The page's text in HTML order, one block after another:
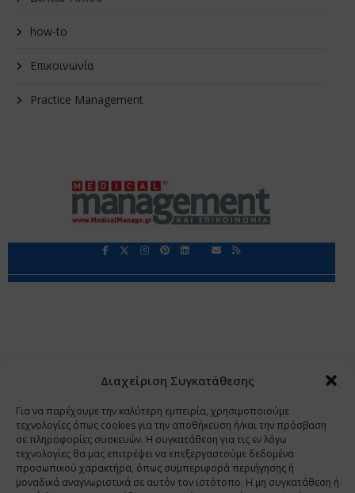
Διαχείριση Συγκατάθεσης
Για να παρέχουμε την καλύτερη εμπειρία, χρησιμοποιούμε
τεχνολογίες όπως cookies για την αποθήκευση ή/και την πρόσβαση
σε πληροφορίες συσκευών. Η συγκατάθεση για τις εν λόγω
τεχνολογίες θα μας επιτρέψει να επεξεργαστούμε δεδομένα
προσωπικού χαρακτήρα, όπως συμπεριφορά περιήγησης ή
μοναδικά αναγνωριστικά σε αυτόν τον ιστότοπο. Η μη συγκατάθεση ή
how-to
Επικοινωνία
Practice Management
Copyright 2009 - 2026 © Χαραμή Α.Ε.
www.PharmaManage.gr • www.HealthExpo.gr • www.YO.gr
•
www.GreekShares.com • www.eLearning-